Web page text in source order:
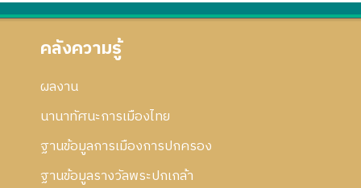
คลังความรู้
ผลงาน
นานาทัศนะการเมืองไทย
ฐานข้อมูลการเมืองการปกครอง
ฐานข้อมูลรางวัลพระปกเกล้า